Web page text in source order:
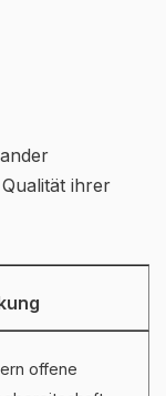
ihrer
offene